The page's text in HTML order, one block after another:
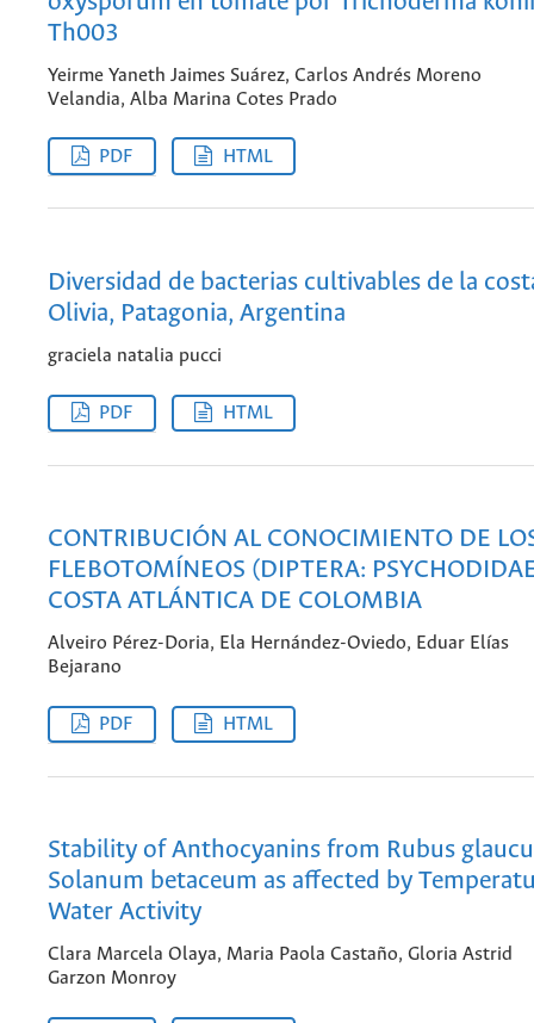
Th003
Yeirme Yaneth Jaimes Suárez, Carlos Andrés Moreno
Velandia, Alba Marina Cotes Prado
PDF HTML
Diversidad de bacterias cultivables de la
Olivia, Patagonia, Argentina
graciela natalia pucci
PDF HTML
CONTRIBUCIÓN AL CONOCIMIENTO DE
FLEBOTOMÍNEOS (DIPTERA:
COSTA ATLÁNTICA DE COLOMBIA
Alveiro Pérez-Doria, Ela Hernández-Oviedo, Eduar Elías
Bejarano
PDF HTML
Stability of Anthocyanins from Rubus
Solanum betaceum as affected by
Water Activity
Clara Marcela Olaya, Maria Paola Castaño, Gloria Astrid
Garzon Monroy